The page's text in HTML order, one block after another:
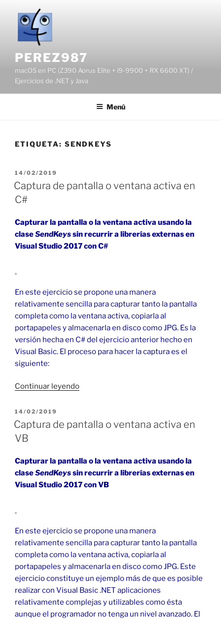
contenido
PEREZ987
macOS en PC (Z390 Aorus Elite + i9-9900 + RX 6600 XT) /
Ejercicios de .NET y Java
Menú
ETIQUETA: SENDKEYS
PUBLICADO
EL
14/02/2019
Captura de pantalla o ventana activa en
C#
Capturar la pantalla o la ventana activa usando la
claseSendKeyssin recurrir a librerías externas en
Visual Studio 2017 con C#
En este ejercicio se propone una manera
relativamente sencilla para capturar tanto la pantalla
completa como la ventana activa, copiarla al
portapapeles y almacenarla en disco como JPG. Es la
versión hecha en C# del ejercicio anterior hecho en
Visual Basic. El proceso para hacer la captura es el
siguiente:
Continuar leyendo«Captura
o
en
PUBLICADO
EL
14/02/2019
Captura de pantalla o ventana activa en
VB
Capturar la pantalla o la ventana activa usando la
claseSendKeyssin recurrir a librerías externas en
Visual Studio 2017 con VB
En este ejercicio se propone una manera
relativamente sencilla para capturar tanto la pantalla
completa como la ventana activa, copiarla al
portapapeles y almacenarla en disco como JPG. Este
ejercicio constituye un ejemplo más de que es posible
realizar con Visual Basic .NET aplicaciones
relativamente complejas y utilizables como ésta
aunque el programador no tenga un nivel avanzado. El